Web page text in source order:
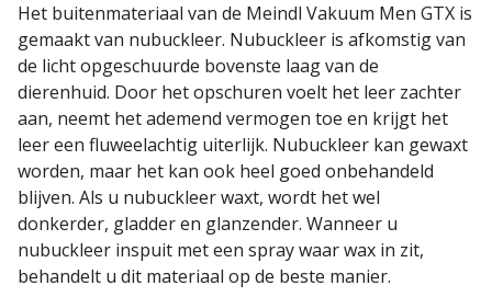
Het buitenmateriaal van de Meindl Vakuum Men GTX is
gemaakt van nubuckleer. Nubuckleer is afkomstig van
de licht opgeschuurde bovenste laag van de
dierenhuid. Door het opschuren voelt het leer zachter
aan, neemt het ademend vermogen toe en krijgt het
leer een fluweelachtig uiterlijk. Nubuckleer kan gewaxt
worden, maar het kan ook heel goed onbehandeld
blijven. Als u nubuckleer waxt, wordt het wel
donkerder, gladder en glanzender. Wanneer u
nubuckleer inspuit met een spray waar wax in zit,
behandelt u dit materiaal op de beste manier.